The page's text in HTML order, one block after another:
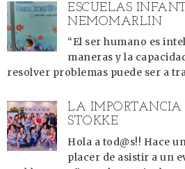
ESCUELAS
NEMOMARLIN
“El ser humano es
maneras y la
resolver problemas puede ser a
LA IMPORTANCIA
STOKKE
Hola a tod@s!! Hace
placer de asistir a un